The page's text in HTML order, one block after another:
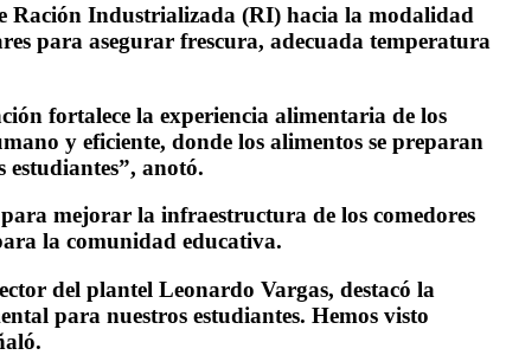
Ración Industrializada (RI) hacia la modalidad
para asegurar frescura, adecuada temperatura
fortalece la experiencia alimentaria de los
y eficiente, donde los alimentos se preparan
estudiantes”, anotó.
mejorar la infraestructura de los comedores
la comunidad educativa.
del plantel Leonardo Vargas, destacó la
para nuestros estudiantes. Hemos visto